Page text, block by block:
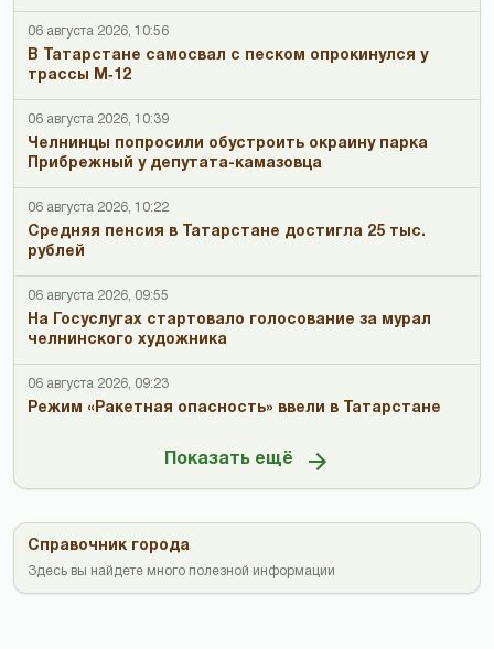
06 августа 2026, 10:56
В Татарстане самосвал с песком опрокинулся у
трассы М‑12
06 августа 2026, 10:39
Челнинцы попросили обустроить окраину парка
Прибрежный у депутата-камазовца
06 августа 2026, 10:22
Средняя пенсия в Татарстане достигла 25 тыс.
рублей
06 августа 2026, 09:55
На Госуслугах стартовало голосование за мурал
челнинского художника
06 августа 2026, 09:23
Режим «Ракетная опасность» ввели в Татарстане
Показать ещё
Справочник города
Здесь вы найдете много полезной информации